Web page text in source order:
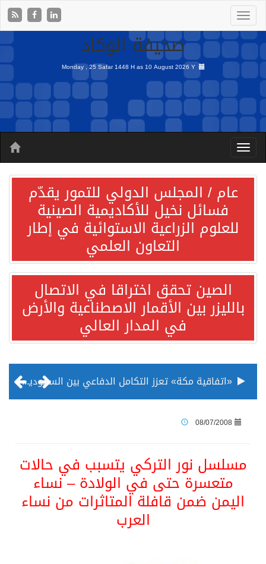
صحيفة الوكاد
Monday , 25 Safar 1448 H as10 August 2026 Y
عام / المجلس الدولي للتمور يقدّم
فسائل نخيل للأكاديمية الصينية
للعلوم الزراعية الاستوائية في إطار
التعاون العلمي
الصين تحقق اختراقا في الاتصال
بالليزر بين الأقمار الاصطناعية والأرض
في المدار العالي
«اتفاقية مكة» تعزز التكامل الدفاعي بين السعودية وتركيا وباكستان
08/07/2008
مسلسل نور التركي يتسبب في حالات
متعسرة حتى في الولادة – نساء
اليمن ضمن قافلة المتاثرات من نساء
العرب